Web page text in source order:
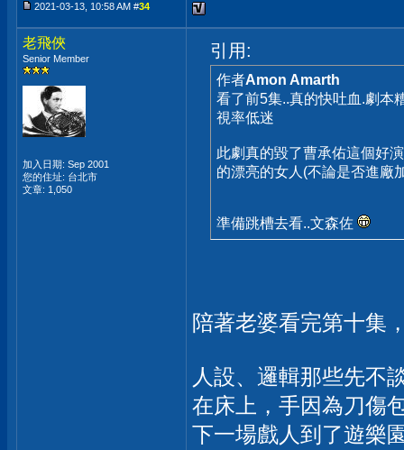
2021-03-13, 10:58 AM #34
老飛俠
Senior Member
加入日期: Sep 2001
您的住址: 台北市
文章: 1,050
引用:
作者Amon Amarth
看了前5集..真的快吐血.劇本
視率低迷
此劇真的毀了曹承佑這個好
的漂亮的女人(不論是否進廠
準備跳槽去看..文森佐
陪著老婆看完第十集
人設、邏輯那些先不
在床上，手因為刀傷
下一場戲人到了遊樂